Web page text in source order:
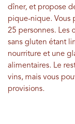
dîner, et propose
pique-nique. Vous
25 personnes. Les
sans gluten étant
nourriture et une
alimentaires. Le
vins, mais vous
provisions.